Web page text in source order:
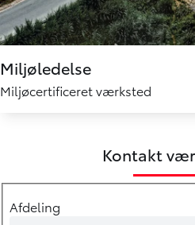
Miljøledelse
Miljøcertificeret værksted
Kontakt
Afdeling